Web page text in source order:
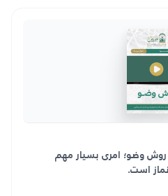
وضو؛ امری بسیار مهم
است.